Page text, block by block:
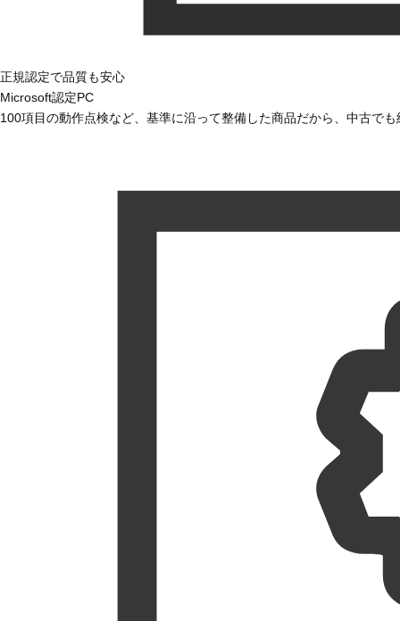
正規認定で品質も安心
Microsoft認定PC
100項目の動作点検など、基準に沿って整備した商品だから、中古で